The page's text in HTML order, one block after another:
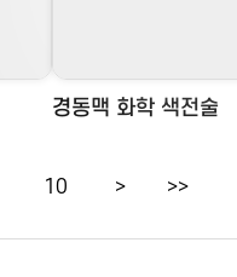
경동맥 화학 색전술
10 > >>